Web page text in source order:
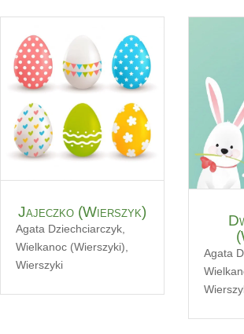
Jajeczko (Wierszyk)
Agata Dziechciarczyk
Wielkanoc (Wierszyki)
Wierszyki
Agata